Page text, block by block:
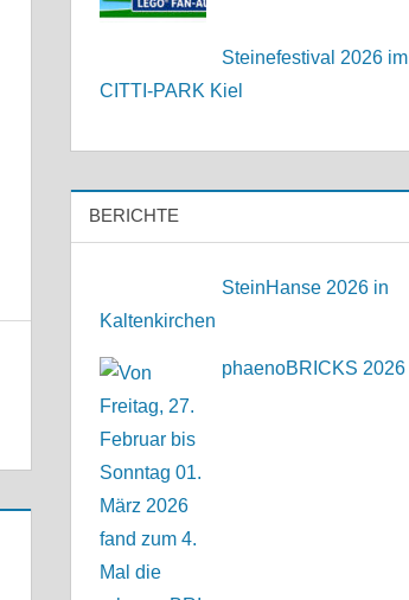
Steinefestival 2026 im
CITTI-PARK Kiel
BERICHTE
SteinHanse 2026 in
Kaltenkirchen
phaenoBRICKS 2026